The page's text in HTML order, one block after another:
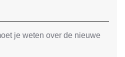
je weten over de nieuwe